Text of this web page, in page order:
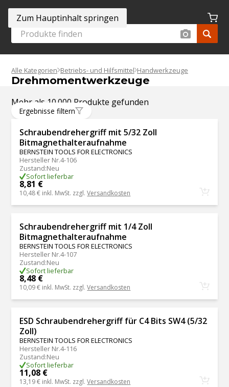
Zum Hauptinhalt springen
Alle Kategorien Betriebs- und Hilfsmittel Handwerkzeuge
Drehmomentwerkzeuge
Mehr als 10.000 Produkte gefunden
Ergebnisse filtern
Schraubendrehergriff mit 5/32 Zoll
Bitmagnethalteraufnahme
BERNSTEIN TOOLS FOR ELECTRONICS
Hersteller Nr.4-106
Zustand:Neu
Sofort lieferbar
8,81 €
10,48 € inkl. MwSt. zzgl.Versandkosten
Schraubendrehergriff mit 1/4 Zoll
Bitmagnethalteraufnahme
BERNSTEIN TOOLS FOR ELECTRONICS
Hersteller Nr.4-107
Zustand:Neu
Sofort lieferbar
8,48 €
10,09 € inkl. MwSt. zzgl.Versandkosten
ESD Schraubendrehergriff für C4 Bits SW4 (5/32
Zoll)
BERNSTEIN TOOLS FOR ELECTRONICS
Hersteller Nr.4-116
Zustand:Neu
Sofort lieferbar
11,08 €
13,19 € inkl. MwSt. zzgl.Versandkosten